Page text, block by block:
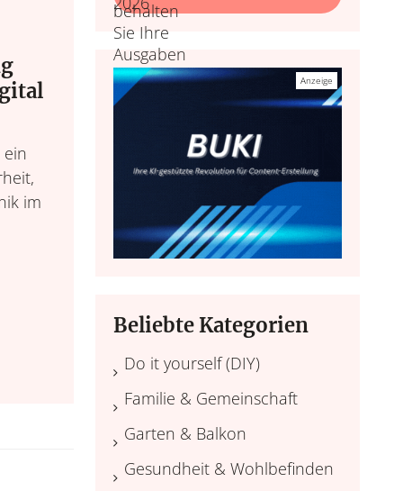
ein
im
Beliebte Kategorien
Do it yourself (DIY)
Familie & Gemeinschaft
Garten & Balkon
Gesundheit & Wohlbefinden